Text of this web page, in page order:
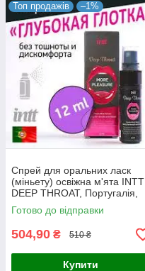
Топ продажів –1%
Спрей для оральних ласк
(міньету) освіжна м'ята INTT
DEEP THROAT, Португалія,
12 мл
Готово до відправки
504,90 ₴ 510 ₴
Купити